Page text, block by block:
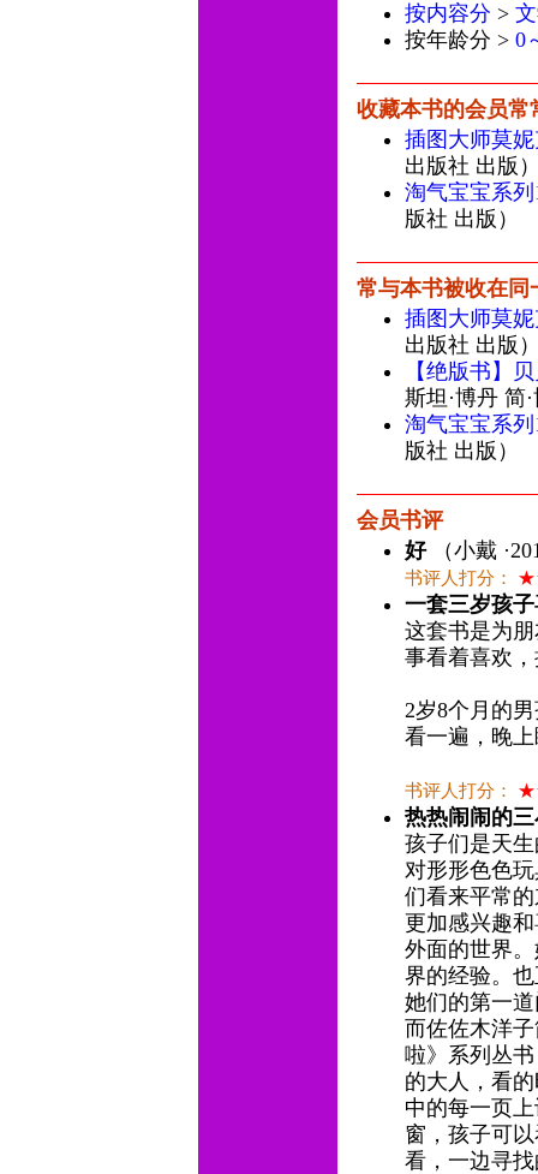
按内容分 >
按年龄分 > 0
收藏本书的会员常
插图大师莫
出版社 出版
淘气宝宝系
版社 出版）
常与本书被收在同
插图大师莫
出版社 出版
【绝版书】
斯坦·博丹 简
淘气宝宝系
版社 出版）
会员书评
好（小戴
书评人打分：
一套三岁孩
这套书是为
事看着喜欢
2岁8个月的
看一遍，晚
书评人打分：
热热闹闹的
孩子们是天
对形形色色
们看来平常
更加感兴趣
外面的世界
界的经验。
她们的第一
而佐佐木洋
啦》系列丛
的大人，看
中的每一页
窗，孩子可
看，一边寻